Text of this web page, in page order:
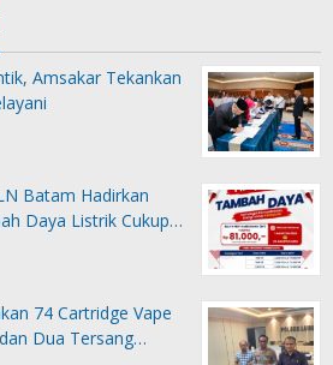
Amsakar Tekankan
Batam Hadirkan
Daya Listrik Cukup…
74 Cartridge Vape
Dua Tersang…